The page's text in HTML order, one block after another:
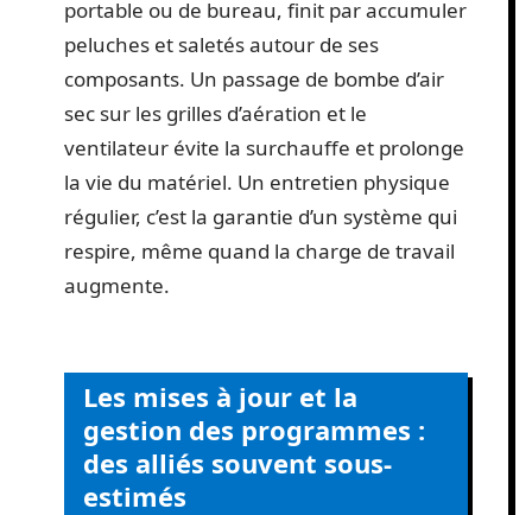
portable ou de bureau, finit par accumuler
peluches et saletés autour de ses
composants. Un passage de bombe d’air
sec sur les grilles d’aération et le
ventilateur évite la surchauffe et prolonge
la vie du matériel. Un entretien physique
régulier, c’est la garantie d’un système qui
respire, même quand la charge de travail
augmente.
Les mises à jour et la
gestion des programmes :
des alliés souvent sous-
estimés